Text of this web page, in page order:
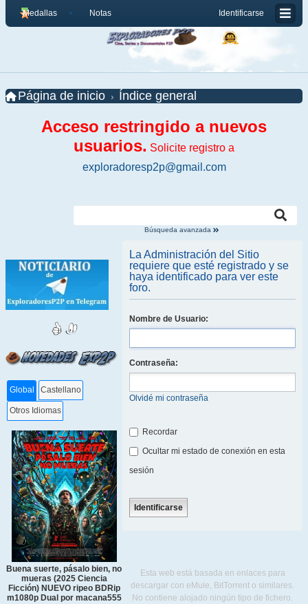
Identificarse
Medallas Notas
Página de inicio Índice general
Acceso restringido a nuevos
usuarios. Solicite registro a
exploradoresp2p@gmail.com
Búsqueda avanzada
Global Castellano
Otros Idiomas
Buena suerte, pásalo bien, no
mueras (2025 Ciencia
Ficción) NUEVO ripeo BDRip
m1080p Dual por macana555
La Administración del Sitio
requiere que esté registrado y se
haya identificado para ver este
foro.
Nombre de Usuario:
Contraseña:
Olvidé mi contraseña
Recordar
Ocultar mi estado de conexión en esta
sesión
Esta web está basada en enlaces para
descargar con eMule, BitTorrent o similares.
No contiene alojado ningún tipo de fichero.